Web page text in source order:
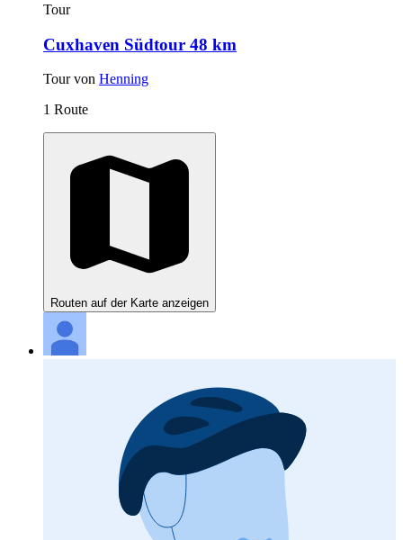
Tour
Cuxhaven Südtour 48 km
Tour von Henning
1 Route
Routen auf der Karte anzeigen